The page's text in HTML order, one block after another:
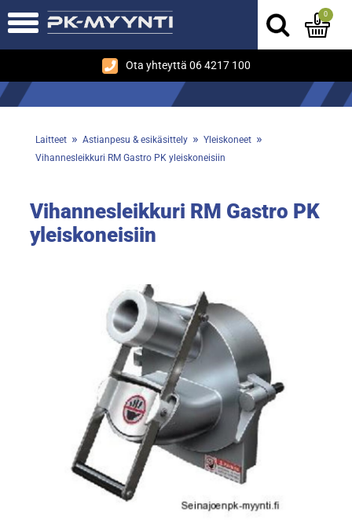
Ota yhteyttä 06 4217 100
0
Laitteet » Astianpesu & esikäsittely » Yleiskoneet »
Vihannesleikkuri RM Gastro PK yleiskoneisiin
Vihannesleikkuri RM Gastro PK
yleiskoneisiin